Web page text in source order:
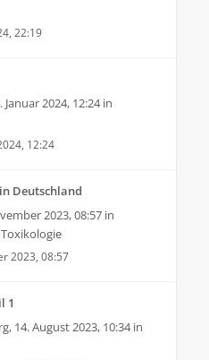
22:19
Januar 2024, 12:24in
12:24
Deutschland
2023, 08:57 in
2023, 08:57
1
, 14. August 2023, 10:34in